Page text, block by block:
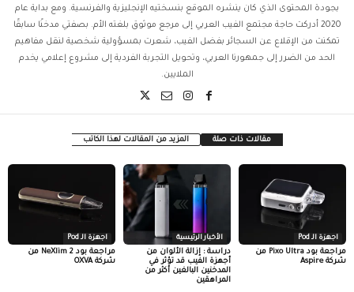
بجودة المحتوى الذي كان ينشره الموقع بنسختيه الإنجليزية والفرنسية. ومع بداية عام
2020 أدركت حاجة مجتمع الفيب العربي إلى مرجع موثوق بلغته الأم. بصفتي مدخنًا سابقًا
تمكنت من الإقلاع عن السجائر بفضل الفيب، شعرت بمسؤولية شخصية لنقل مفاهيم
الحد من الضرر إلى جمهورنا العربي، وتحويل التجربة الفردية إلى مشروع إعلامي يخدم
الملايين.
مقالات ذات صلة المزيد من المقالات لهذا الكاتب
اجهزة الـ Pod
مراجعة بود NeXlim 2 من
شركة OXVA
الأخبار الرئيسية
دراسة : إزالة الألوان من
أجهزة الفيب قد تؤثر في
المدخنين البالغين أكثر من
المراهقين
اجهزة الـ Pod
مراجعة بود Pixo Ultra من
شركة Aspire